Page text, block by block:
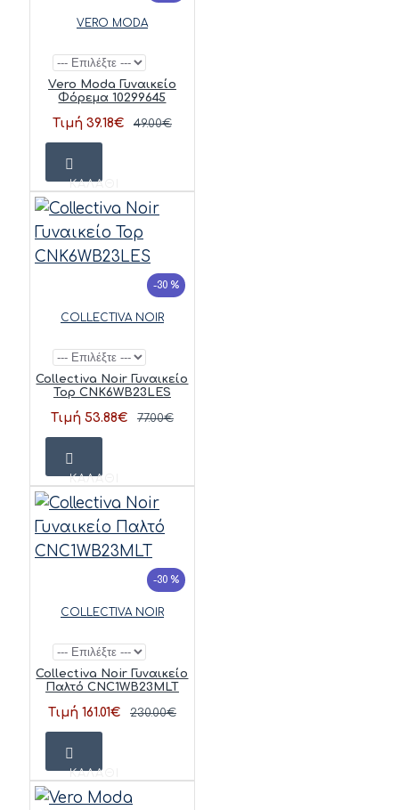
VERO MODA
Vero Moda Γυναικείο
Φόρεμα 10299645
Τιμή 39.18€ 49.00€
ΚΑΛΆΘΙ
-30 %
COLLECTIVA NOIR
Collectiva Noir Γυναικείο
Top CNK6WB23LES
Τιμή 53.88€ 77.00€
ΚΑΛΆΘΙ
-30 %
COLLECTIVA NOIR
Collectiva Noir Γυναικείο
Παλτό CNC1WB23MLT
Τιμή 161.01€ 230.00€
ΚΑΛΆΘΙ